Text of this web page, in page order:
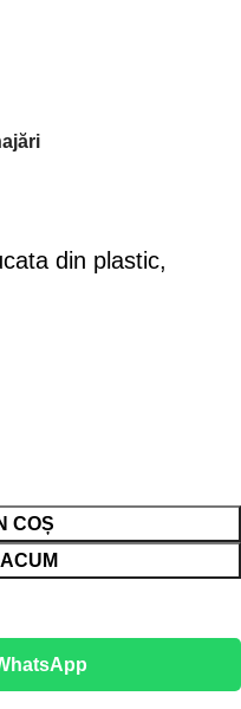
din plastic,
COȘ